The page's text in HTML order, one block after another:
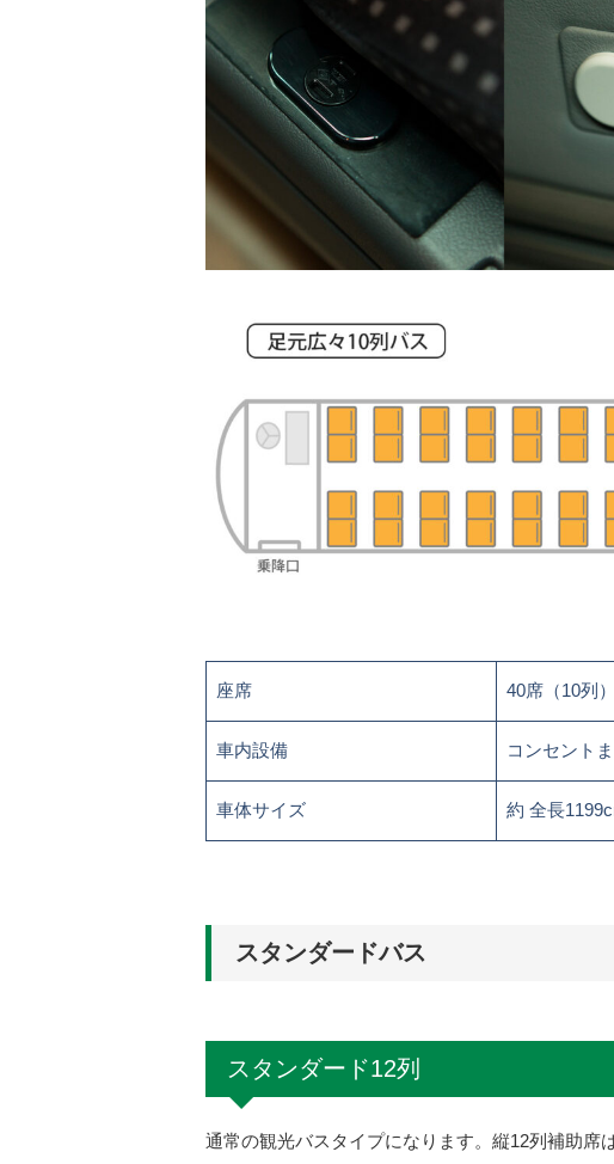
座席 40席（10列）
車内設備 コンセント
車体サイズ 約 全長
スタンダードバス
スタンダード12列
通常の観光バスタイプになります。縦12列補助席